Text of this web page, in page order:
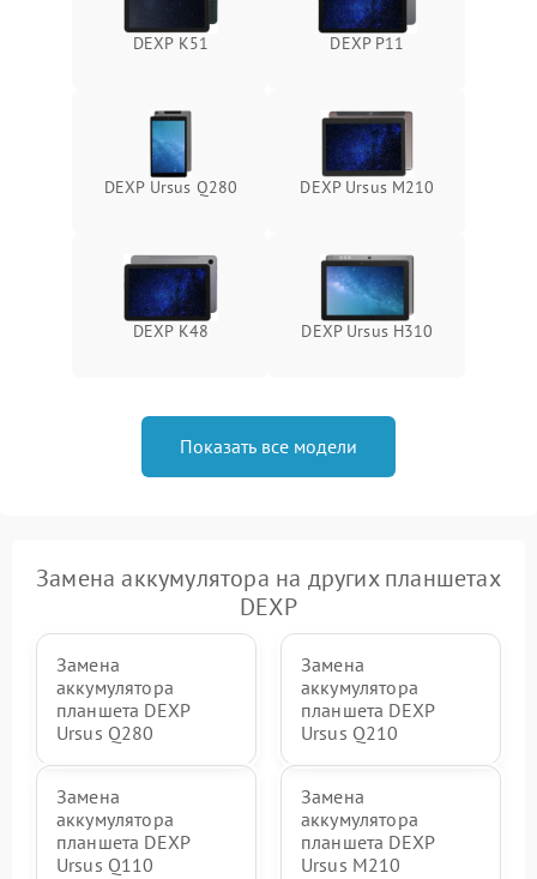
Кнопки и органы управления
DEXP K51 DEXP P11
DEXP Ursus Q280 DEXP Ursus M210
DEXP K48 DEXP Ursus H310
Показать все модели
Замена аккумулятора на других планшетах
DEXP
Замена
аккумулятора
планшета DEXP
Ursus Q280
Замена
аккумулятора
планшета DEXP
Ursus Q210
Замена
аккумулятора
планшета DEXP
Ursus Q110
Замена
аккумулятора
планшета DEXP
Ursus M210